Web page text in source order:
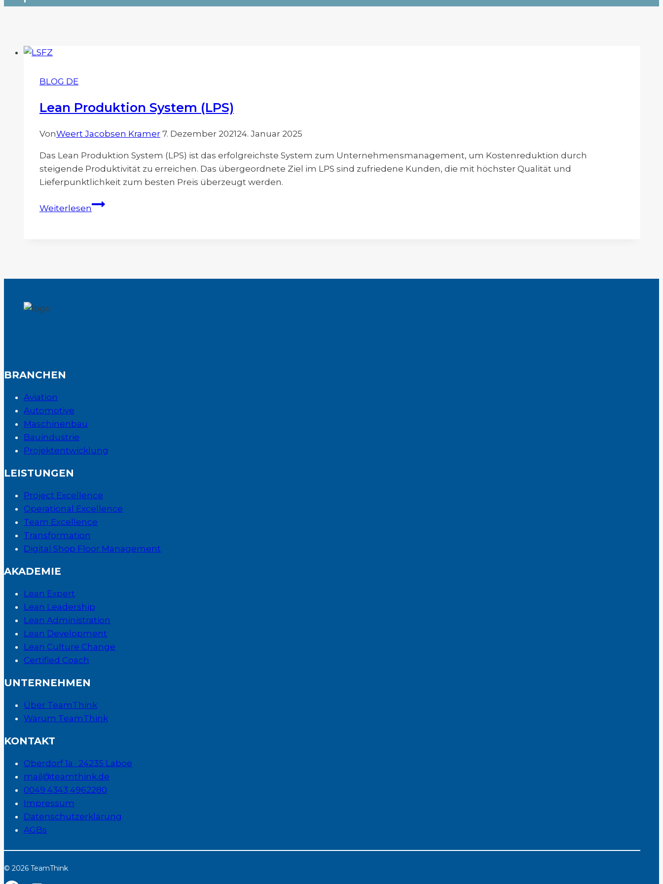
BLOG DE
Lean Produktion System (LPS)
VonWeert Jacobsen Kramer 7. Dezember 202124. Januar 2025
Das Lean Produktion System (LPS) ist das erfolgreichste System zum Unternehmensmanagement, um Kostenreduktion durch
steigende Produktivität zu erreichen. Das übergeordnete Ziel im LPS sind zufriedene Kunden, die mit höchster Qualität und
Lieferpunktlichkeit zum besten Preis überzeugt werden.
WeiterlesenLean
BRANCHEN
Aviation
Automotive
Maschinenbau
Bauindustrie
Projektentwicklung
LEISTUNGEN
Project Excellence
Operational Excellence
Team Excellence
Transformation
Digital Shop Floor Management
AKADEMIE
Lean Expert
Lean Leadership
Lean Administration
Lean Development
Lean Culture Change
Certified Coach
UNTERNEHMEN
Über TeamThink
Warum TeamThink
KONTAKT
Oberdorf 1a · 24235 Laboe
mail@teamthink.de
0049 4343 4962280
Impressum
Datenschutzerklärung
AGBs
© 2026 TeamThink